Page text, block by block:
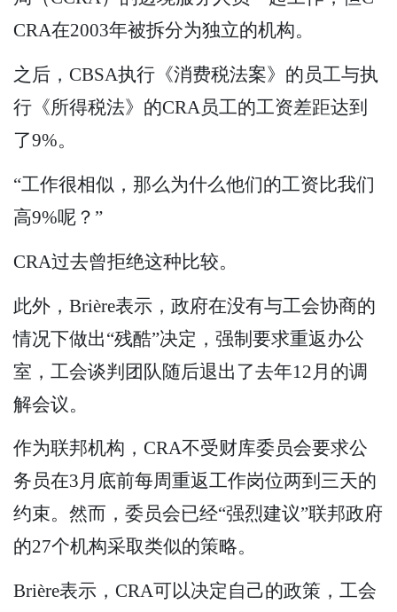
CRA在2003年被拆分为独立的机构。
之后，CBSA执行《消费税法案》的员工与执
行《所得税法》的CRA员工的工资差距达到
了9%。
“工作很相似，那么为什么他们的工资比我们
高9%呢？”
CRA过去曾拒绝这种比较。
此外，Brière表示，政府在没有与工会协商的
情况下做出“残酷”决定，强制要求重返办公
室，工会谈判团队随后退出了去年12月的调
解会议。
作为联邦机构，CRA不受财库委员会要求公
务员在3月底前每周重返工作岗位两到三天的
约束。然而，委员会已经“强烈建议”联邦政府
的27个机构采取类似的策略。
Brière表示，CRA可以决定自己的政策，工会